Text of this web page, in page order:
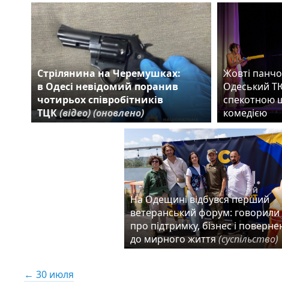
Стрілянина на Черемушках:
в Одесі невідомий поранив
чотирьох співробітників
ТЦК(відео)(оновлено)
Жовті
Одеський
спекотною
комедією
На Одещині відбувся перший
ветеранський форум: говорили
про підтримку, бізнес і
до мирного життя(суспільство)
← 30 июля